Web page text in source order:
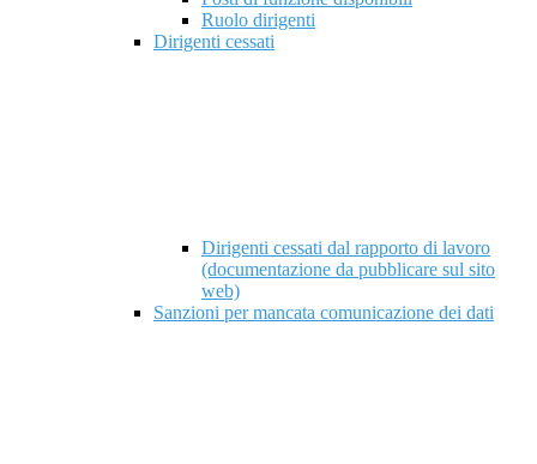
Ruolo dirigenti
Dirigenti cessati
Dirigenti cessati dal rapporto di lavoro
(documentazione da pubblicare sul sito
web)
Sanzioni per mancata comunicazione dei dati